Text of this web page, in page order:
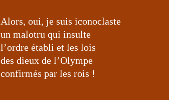
Alors, oui, je suis iconoclaste
un malotru qui insulte
l’ordre établi et les lois
des dieux de l’Olympe
confirmés par les rois !